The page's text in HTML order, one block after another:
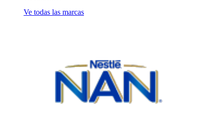
Ve todas las marcas